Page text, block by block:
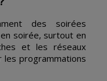
des soirées
soirée, surtout en
et les réseaux
les programmations